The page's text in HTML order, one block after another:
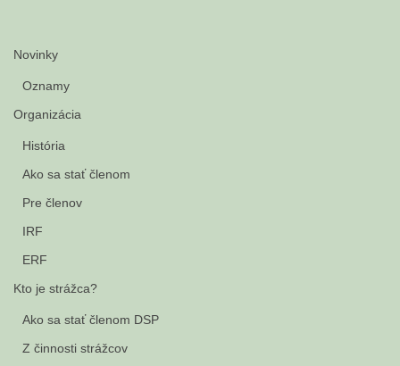
Novinky
Oznamy
Organizácia
História
Ako sa stať členom
Pre členov
IRF
ERF
Kto je strážca?
Ako sa stať členom DSP
Z činnosti strážcov